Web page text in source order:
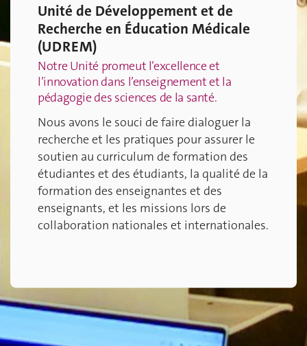
Unité de Développement et de
Recherche en Éducation Médicale
(UDREM)
Notre Unité promeut l’excellence et
l’innovation dans l’enseignement et la
pédagogie des sciences de la santé.
Nous avons le souci de faire dialoguer la
recherche et les pratiques pour assurer le
soutien au curriculum de formation des
étudiantes et des étudiants, la qualité de la
formation des enseignantes et des
enseignants, et les missions lors de
collaboration nationales et internationales.